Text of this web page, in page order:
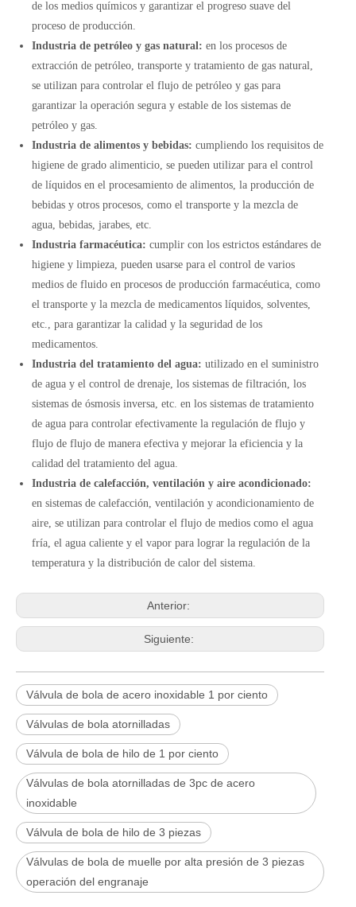
de los medios químicos y garantizar el progreso suave del
proceso de producción.
Industria de petróleo y gas natural: en los procesos de
extracción de petróleo, transporte y tratamiento de gas natural,
se utilizan para controlar el flujo de petróleo y gas para
garantizar la operación segura y estable de los sistemas de
petróleo y gas.
Industria de alimentos y bebidas: cumpliendo los requisitos de
higiene de grado alimenticio, se pueden utilizar para el control
de líquidos en el procesamiento de alimentos, la producción de
bebidas y otros procesos, como el transporte y la mezcla de
agua, bebidas, jarabes, etc.
Industria farmacéutica: cumplir con los estrictos estándares de
higiene y limpieza, pueden usarse para el control de varios
medios de fluido en procesos de producción farmacéutica, como
el transporte y la mezcla de medicamentos líquidos, solventes,
etc., para garantizar la calidad y la seguridad de los
medicamentos.
Industria del tratamiento del agua: utilizado en el suministro
de agua y el control de drenaje, los sistemas de filtración, los
sistemas de ósmosis inversa, etc. en los sistemas de tratamiento
de agua para controlar efectivamente la regulación de flujo y
flujo de flujo de manera efectiva y mejorar la eficiencia y la
calidad del tratamiento del agua.
Industria de calefacción, ventilación y aire acondicionado:
en sistemas de calefacción, ventilación y acondicionamiento de
aire, se utilizan para controlar el flujo de medios como el agua
fría, el agua caliente y el vapor para lograr la regulación de la
temperatura y la distribución de calor del sistema.
Anterior:
Siguiente:
Válvula de bola de acero inoxidable 1 por ciento
Válvulas de bola atornilladas
Válvula de bola de hilo de 1 por ciento
Válvulas de bola atornilladas de 3pc de acero
inoxidable
Válvula de bola de hilo de 3 piezas
Válvulas de bola de muelle por alta presión de 3 piezas
operación del engranaje
2026-06-25